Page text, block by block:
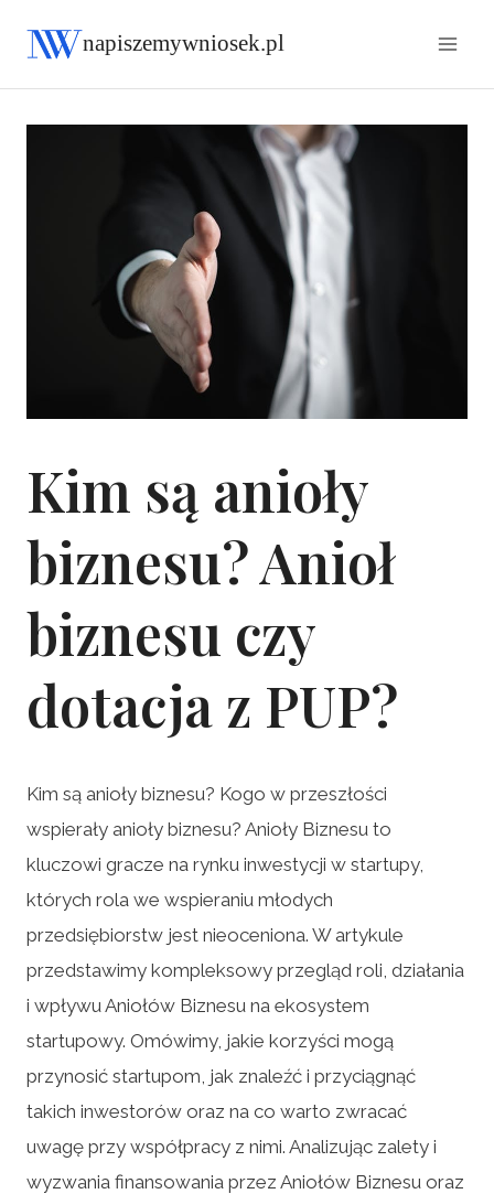
napiszemywniosek.pl
Kim są anioły
biznesu? Anioł
biznesu czy
dotacja z PUP?
Kim są anioły biznesu? Kogo w przeszłości
wspierały anioły biznesu? Anioły Biznesu to
kluczowi gracze na rynku inwestycji w startupy,
których rola we wspieraniu młodych
przedsiębiorstw jest nieoceniona. W artykule
przedstawimy kompleksowy przegląd roli, działania
i wpływu Aniołów Biznesu na ekosystem
startupowy. Omówimy, jakie korzyści mogą
przynosić startupom, jak znaleźć i przyciągnąć
takich inwestorów oraz na co warto zwracać
uwagę przy współpracy z nimi. Analizując zalety i
wyzwania finansowania przez Aniołów Biznesu oraz